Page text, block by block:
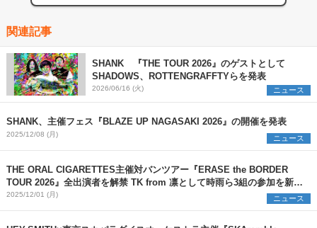
関連記事
SHANK 『THE TOUR 2026』のゲストとして
SHADOWS、ROTTENGRAFFTYらを発表
2026/06/16 (火) ニュース
SHANK、主催フェス『BLAZE UP NAGASAKI 2026』の開催を発表
2025/12/08 (月) ニュース
THE ORAL CIGARETTES主催対バンツアー『ERASE the BORDER
TOUR 2026』全出演者を解禁 TK from 凛として時雨ら3組の参加を新た
に発表
2025/12/01 (月) ニュース